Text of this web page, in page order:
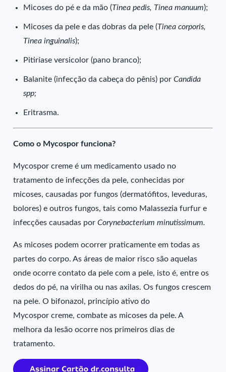
Micoses do pé e da mão (Tinea pedis, Tinea manuum);
Micoses da pele e das dobras da pele (Tinea corporis,
Tinea inguinalis);
Pitiríase versicolor (pano branco);
Balanite (infecção da cabeça do pênis) porCandida
spp;
Eritrasma.
Como o Mycospor funciona?
Mycospor creme é um medicamento usado no
tratamento de infecções da pele, conhecidas por
micoses, causadas por fungos (dermatófitos, leveduras,
bolores) e outros fungos, tais como Malassezia furfur e
infecções causadas porCorynebacterium minutissimum.
As micoses podem ocorrer praticamente em todas as
partes do corpo. As áreas de maior risco são aquelas
onde ocorre contato da pele com a pele, isto é, entre os
dedos do pé, na virilha ou nas axilas. Os fungos crescem
na pele. O bifonazol, princípio ativo do
Mycospor creme, combate as micoses da pele. A
melhora da lesão ocorre nos primeiros dias de
tratamento.